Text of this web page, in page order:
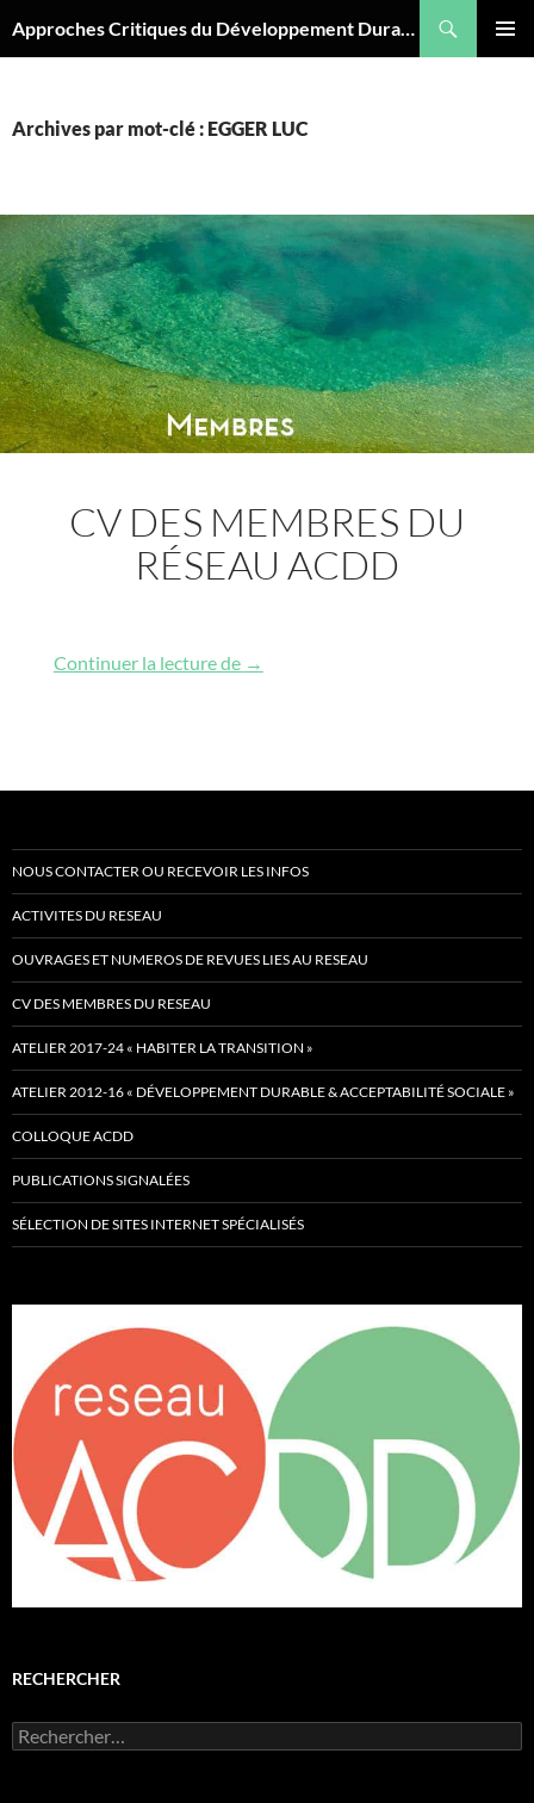
au
Approches Critiques du Développement Durable
Archives par mot-clé : EGGER LUC
CV DES MEMBRES DU
RÉSEAU ACDD
Continuer la lecture de CV des membres du réseau ACDD
→
NOUS CONTACTER OU RECEVOIR LES INFOS
ACTIVITES DU RESEAU
OUVRAGES ET NUMEROS DE REVUES LIES AU RESEAU
CV DES MEMBRES DU RESEAU
ATELIER 2017-24 « HABITER LA TRANSITION »
ATELIER 2012-16 « DÉVELOPPEMENT DURABLE & ACCEPTABILITÉ SOCIALE »
COLLOQUE ACDD
PUBLICATIONS SIGNALÉES
SÉLECTION DE SITES INTERNET SPÉCIALISÉS
RECHERCHER
Rechercher :